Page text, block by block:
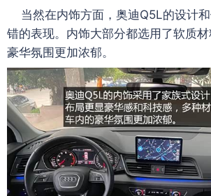
当然在内饰方面，奥迪Q5L的设计
错的表现。内饰大部分都选用了软质
豪华氛围更加浓郁。